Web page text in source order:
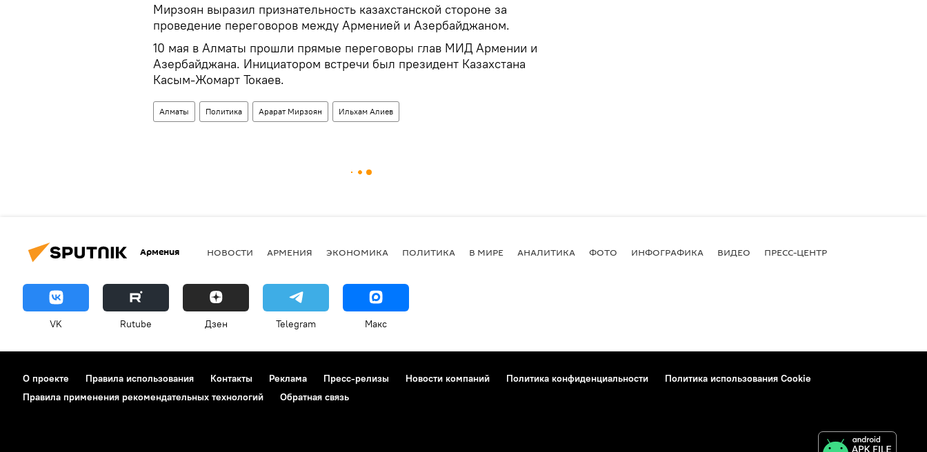
Мирзоян выразил признательность казахстанской стороне за
проведение переговоров между Арменией и Азербайджаном.
10 мая в Алматы прошли прямые переговоры глав МИД Армении и
Азербайджана. Инициатором встречи был президент Казахстана
Касым-Жомарт Токаев.
Алматы Политика Арарат Мирзоян Ильхам Алиев
Армения НОВОСТИ АРМЕНИЯ ЭКОНОМИКА ПОЛИТИКА В МИРЕ АНАЛИТИКА ФОТО ИНФОГРАФИКА ВИДЕО ПРЕСС-ЦЕНТР
VK Rutube Дзен Telegram Макс
О проекте Правила использования Контакты Реклама Пресс-релизы Новости компаний Политика конфиденциальности
Политика использования Cookie
Правила применения рекомендательных технологий
Обратная связь